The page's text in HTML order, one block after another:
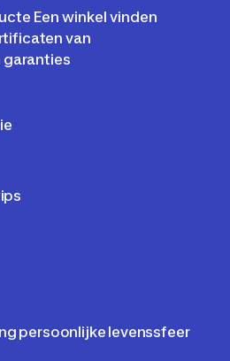
Een winkel vinden
van
garanties
persoonlijke levenssfeer